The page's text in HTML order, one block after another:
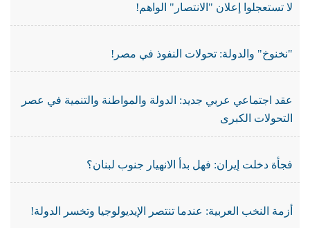
لا تستعجلوا إعلان "الانتصار" الواهم!
"نخنوخ" والدولة: تحولات النفوذ في مصر!
عقد اجتماعي عربي جديد: الدولة والمواطنة والتنمية في عصر
التحولات الكبرى
فجأة دخلت إيران: فهل بدأ الانهيار جنوب لبنان؟
أزمة النخب العربية: عندما تنتصر الإيديولوجيا وتخسر الدولة!